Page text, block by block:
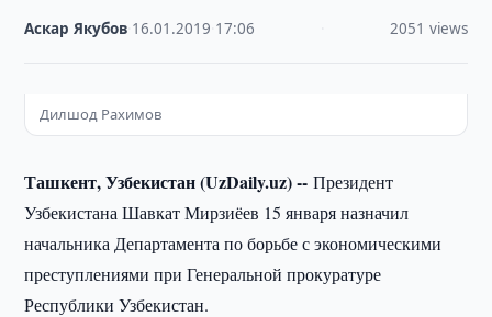
Аскар Якубов 16.01.2019 17:06 2051 views
Дилшод Рахимов
Ташкент, Узбекистан (UzDaily.uz) --Президент
Узбекистана Шавкат Мирзиёев 15 января назначил
начальника Департамента по борьбе с экономическими
преступлениями при Генеральной прокуратуре
Республики Узбекистан.